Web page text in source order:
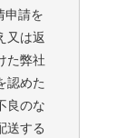
申請を
又は返
た弊社
認めた
良のな
送する